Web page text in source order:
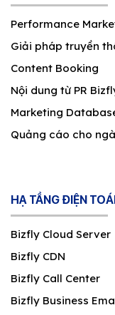
Performance
Giải pháp truyền
Content Booking
Nội dung từ PR
Marketing
Quảng cáo cho
HẠ TẦNG ĐIỆN
Bizfly Cloud Server
Bizfly CDN
Bizfly Call Center
Bizfly Business